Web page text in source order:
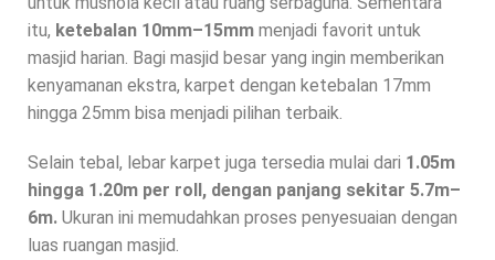
itu, ketebalan 10mm–15mm menjadi favorit untuk
masjid harian. Bagi masjid besar yang ingin memberikan
kenyamanan ekstra, karpet dengan ketebalan 17mm
hingga 25mm bisa menjadi pilihan terbaik.
Selain tebal, lebar karpet juga tersedia mulai dari 1.05m
hingga 1.20m per roll, dengan panjang sekitar 5.7m–
6m. Ukuran ini memudahkan proses penyesuaian dengan
luas ruangan masjid.